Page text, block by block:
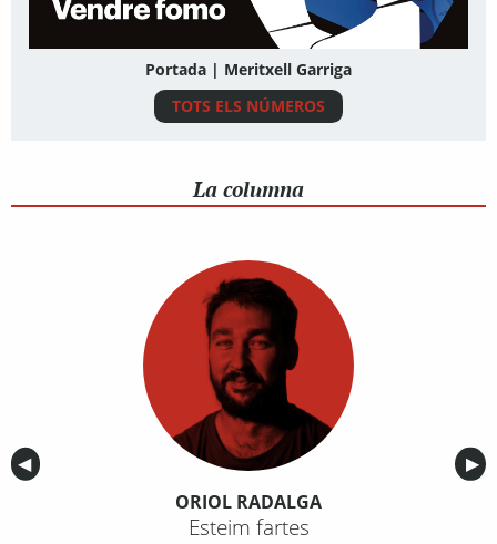
Portada | Meritxell Garriga
TOTS ELS NÚMEROS
La columna
Anterior
◀︎ ▶︎
ORIOL RADALGA
Esteim fartes